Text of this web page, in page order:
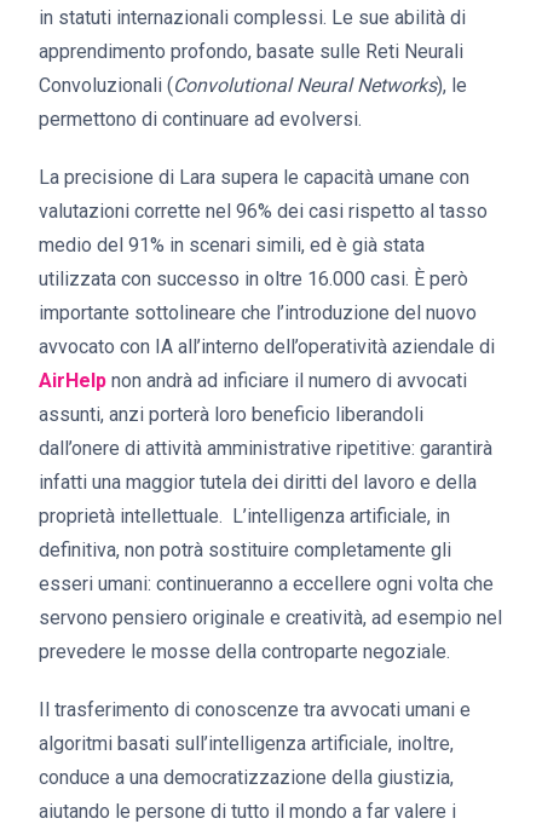
in statuti internazionali complessi. Le sue abilità di
apprendimento profondo, basate sulle Reti Neurali
Convoluzionali (Convolutional Neural Networks), le
permettono di continuare ad evolversi.
La precisione di Lara supera le capacità umane con
valutazioni corrette nel 96% dei casi rispetto al tasso
medio del 91% in scenari simili, ed è già stata
utilizzata con successo in oltre 16.000 casi. È però
importante sottolineare che l’introduzione del nuovo
avvocato con IA all’interno dell’operatività aziendale di
AirHelp non andrà ad inficiare il numero di avvocati
assunti, anzi porterà loro beneficio liberandoli
dall’onere di attività amministrative ripetitive: garantirà
infatti una maggior tutela dei diritti del lavoro e della
proprietà intellettuale. L’intelligenza artificiale, in
definitiva, non potrà sostituire completamente gli
esseri umani: continueranno a eccellere ogni volta che
servono pensiero originale e creatività, ad esempio nel
prevedere le mosse della controparte negoziale.
Il trasferimento di conoscenze tra avvocati umani e
algoritmi basati sull’intelligenza artificiale, inoltre,
conduce a una democratizzazione della giustizia,
aiutando le persone di tutto il mondo a far valere i